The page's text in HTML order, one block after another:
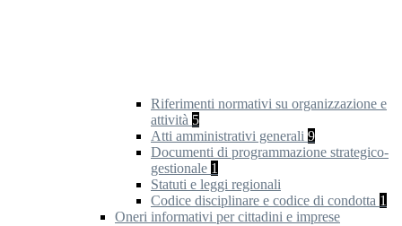
Riferimenti normativi su organizzazione e
attività 5
Atti amministrativi generali 9
Documenti di programmazione strategico-
gestionale 1
Statuti e leggi regionali
Codice disciplinare e codice di condotta 1
Oneri informativi per cittadini e imprese